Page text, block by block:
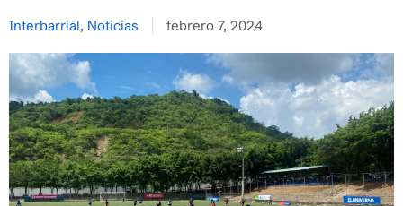
Interbarrial, Noticias febrero 7, 2024